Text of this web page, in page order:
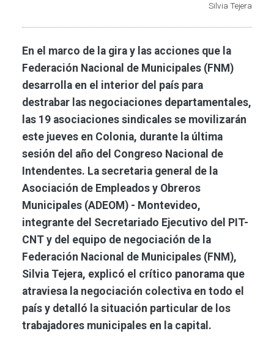
Silvia Tejera
En el marco de la gira y las acciones que la
Federación Nacional de Municipales (FNM)
desarrolla en el interior del país para
destrabar las negociaciones departamentales,
las 19 asociaciones sindicales se movilizarán
este jueves en Colonia, durante la última
sesión del año del Congreso Nacional de
Intendentes. La secretaria general de la
Asociación de Empleados y Obreros
Municipales (ADEOM) - Montevideo,
integrante del Secretariado Ejecutivo del PIT-
CNT y del equipo de negociación de la
Federación Nacional de Municipales (FNM),
Silvia Tejera, explicó el crítico panorama que
atraviesa la negociación colectiva en todo el
país y detalló la situación particular de los
trabajadores municipales en la capital.